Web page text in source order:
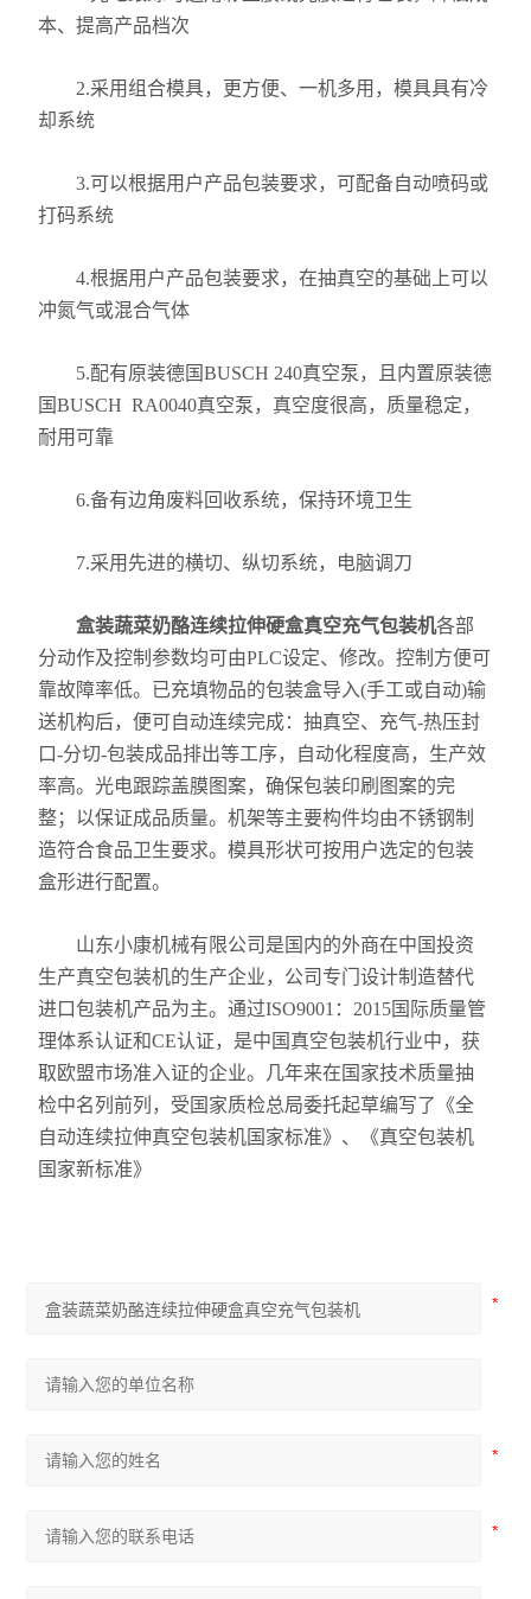
本、提高产品档次
2.采用组合模具，更方便、一机多用，模具具有冷
却系统
3.可以根据用户产品包装要求，可配备自动喷码或
打码系统
4.根据用户产品包装要求，在抽真空的基础上可以
冲氮气或混合气体
5.配有原装德国BUSCH 240真空泵，且内置原装德
国BUSCH RA0040真空泵，真空度很高，质量稳定，
耐用可靠
6.备有边角废料回收系统，保持环境卫生
7.采用先进的横切、纵切系统，电脑调刀
盒装蔬菜奶酪连续拉伸硬盒真空充气包装机各部
分动作及控制参数均可由PLC设定、修改。控制方便可
靠故障率低。已充填物品的包装盒导入(手工或自动)输
送机构后，便可自动连续完成：抽真空、充气-热压封
口-分切-包装成品排出等工序，自动化程度高，生产效
率高。光电跟踪盖膜图案，确保包装印刷图案的完
整；以保证成品质量。机架等主要构件均由不锈钢制
造符合食品卫生要求。模具形状可按用户选定的包装
盒形进行配置。
山东小康机械有限公司是国内的外商在中国投资
生产真空包装机的生产企业，公司专门设计制造替代
进口包装机产品为主。通过ISO9001：2015国际质量管
理体系认证和CE认证，是中国真空包装机行业中，获
取欧盟市场准入证的企业。几年来在国家技术质量抽
检中名列前列，受国家质检总局委托起草编写了《全
自动连续拉伸真空包装机国家标准》、《真空包装机
国家新标准》